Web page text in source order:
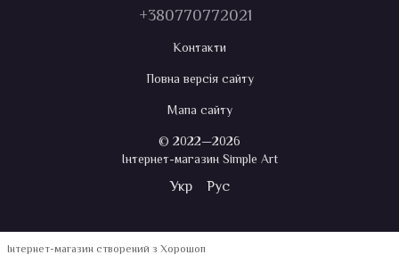
+380770772021
Контакти
Повна версія сайту
Мапа сайту
© 2022—2026
Інтернет-магазин Simple Art
Укр Рус
Інтернет-магазин створений з Хорошоп